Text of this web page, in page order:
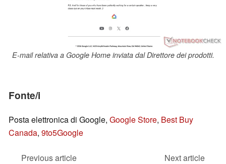
E-mail relativa a Google Home inviata dal Direttore dei prodotti.
Fonte/i
Posta elettronica di Google, Google Store, Best Buy
Canada, 9to5Google
Previous article
Next article